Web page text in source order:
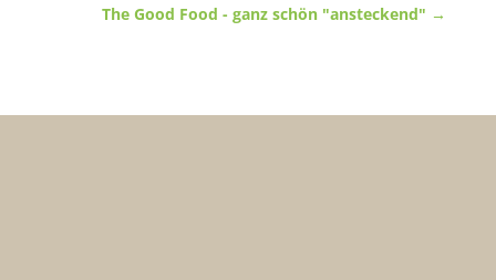
The Good Food - ganz schön "ansteckend" →